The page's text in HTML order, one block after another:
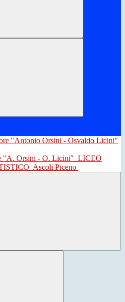
"A. Orsini - O. Licini" LICEO
Ascoli Piceno